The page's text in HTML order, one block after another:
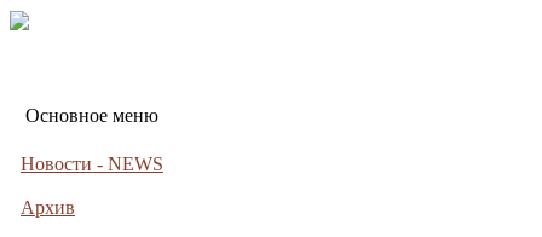
Основное меню
Новости - NEWS
Архив